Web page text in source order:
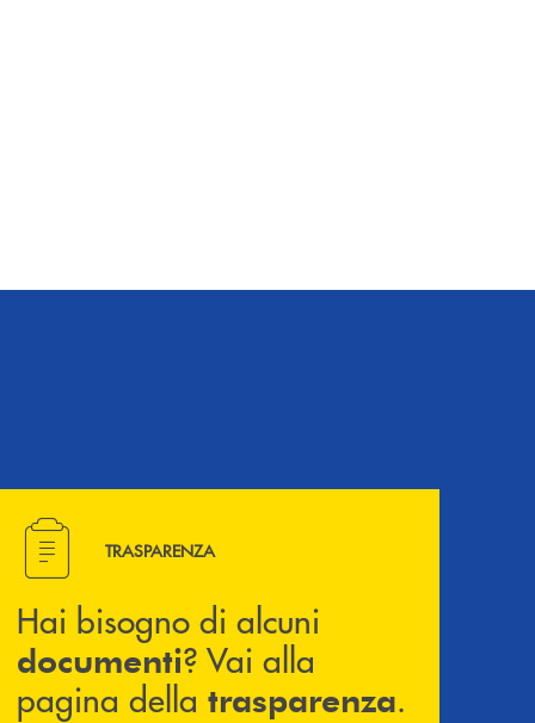
Hai bisogno di alcuni documenti ? Vai alla pagina della
TRASPARENZA
Hai bisogno di alcuni
documenti? Vai alla
pagina della trasparenza.